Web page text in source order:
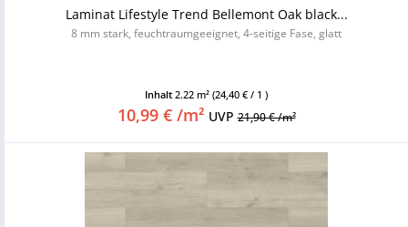
Laminat Lifestyle Trend Bellemont Oak black...
8 mm stark, feuchtraumgeeignet, 4-seitige Fase, glatt
Inhalt 2.22 m² (24,40 € / 1 )
10,99 € /m² UVP21,90 € /m²